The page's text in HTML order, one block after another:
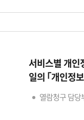
서비스별 개인
일의 ｢개인정
열람청구 담당